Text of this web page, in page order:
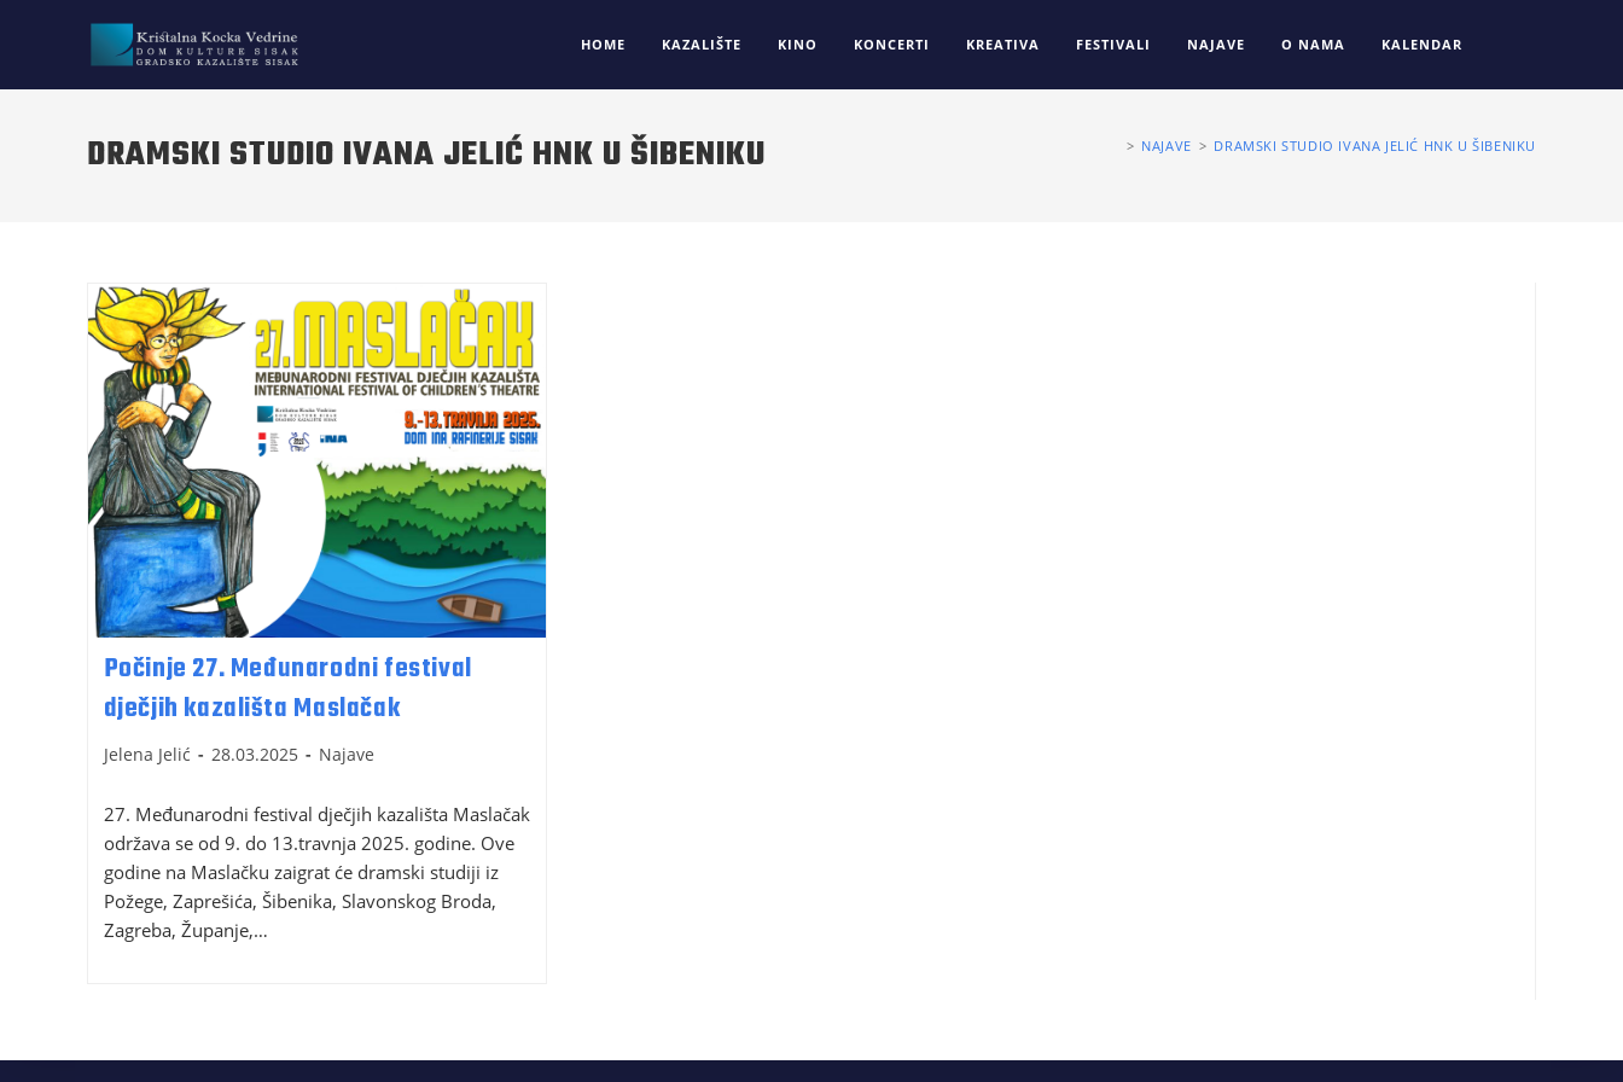
HOME KAZALIŠTE KINO KONCERTI KREATIVA FESTIVALI NAJAVE O NAMA KALENDAR
DRAMSKI STUDIO IVANA JELIĆ HNK U ŠIBENIKU > NAJAVE > DRAMSKI STUDIO IVANA JELIĆ HNK U ŠIBENIKU
Počinje 27. Međunarodni festival
dječjih kazališta Maslačak
Jelena Jelić 28.03.2025 Najave
27. Međunarodni festival dječjih kazališta Maslačak
održava se od 9. do 13.travnja 2025. godine. Ove
godine na Maslačku zaigrat će dramski studiji iz
Požege, Zaprešića, Šibenika, Slavonskog Broda,
Zagreba, Županje,…